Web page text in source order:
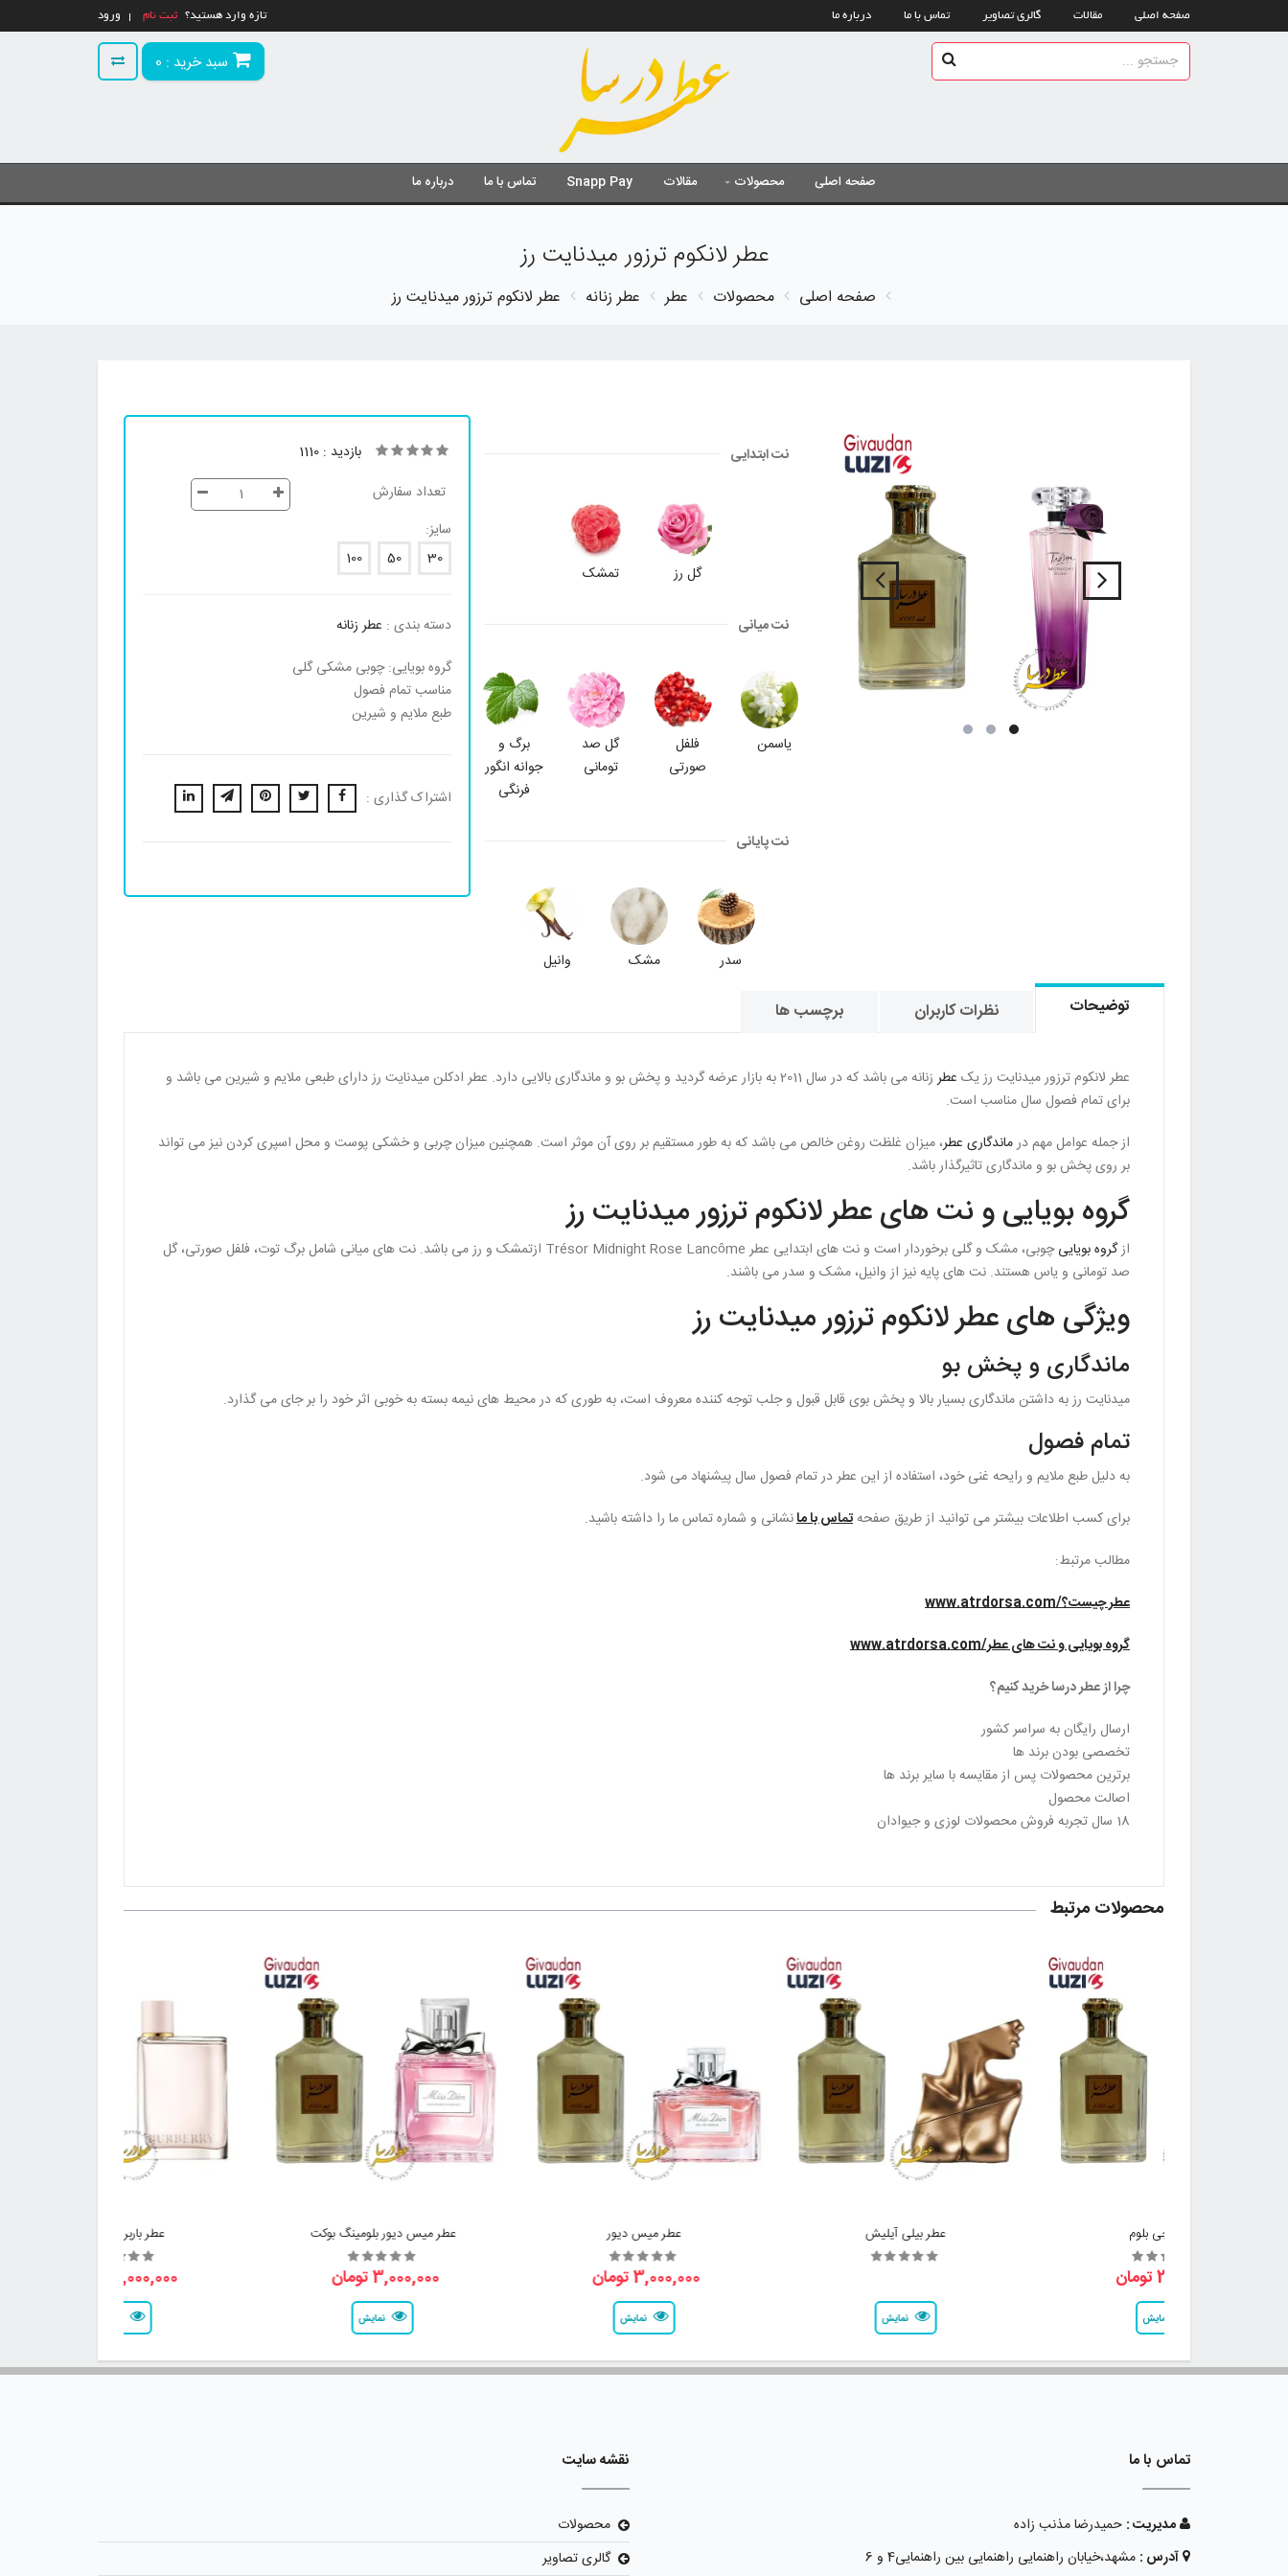
تازه وارد هستید؟ ثبت نام ورود صفحه اصلی مقالات گالری تصاویر تماس با ما درباره ما
سبد خرید : 0
صفحه اصلی محصولات مقالات Snapp Pay تماس با ما درباره ما
عطر لانکوم ترزور میدنایت رز
صفحه اصلی محصولات عطر عطر زنانه عطر لانکوم ترزور میدنایت رز
نت ابتدایی
گل رز تمشک
نت میانی
یاسمن
فلفل
صورتی
گل صد
تومانی
برگ و
جوانه انگور
فرنگی
نت پایانی
سدر مشک وانیل
بازدید : 1110
تعداد سفارش
سایز:
30
50
100
دسته بندی : عطر زنانه
گروه بویایی: چوبی مشکی گلی
مناسب تمام فصول
طبع ملایم و شیرین
اشتراک گذاری :
توضیحات نظرات کاربران برچسب ها
عطر لانکوم ترزور میدنایت رز یک عطر
زنانه می باشد که در سال 2011 به بازار عرضه گردید و پخش بو و ماندگاری بالایی دارد. عطر ادکلن میدنایت رز دارای طبعی ملایم و شیرین می باشد و
برای تمام فصول سال مناسب است.
از جمله عوامل مهم درماندگاری عطر، میزان غلظت روغن خالص می باشد که به طور مستقیم بر روی آن موثر است. همچنین میزان چربی و خشکی پوست و محل اسپری کردن نیز می تواند
بر روی پخش بو و ماندگاری تاثیرگذار باشد.
گروه بویایی و نت های عطر لانکوم ترزور میدنایت رز
ازگروه بویایی
چوبی، مشک و گلی برخوردار است و نت های ابتدایی عطر Trésor Midnight Rose Lancôme ازتمشک و رز می باشد. نت های میانی شامل برگ توت، فلفل صورتی، گل
صد تومانی و یاس هستند. نت های پایه نیز از وانیل، مشک و سدر می باشند.
ویژگی های عطر لانکوم ترزور میدنایت رز
ماندگاری و پخش بو
میدنایت رز به داشتن ماندگاری بسیار بالا و پخش بوی قابل‌ قبول و جلب‌ توجه‌ کننده معروف است، به طوری که در محیط‌ های نیمه‌ بسته به خوبی اثر خود را بر جای می‌ گذارد.
تمام فصول
به دلیل طبع ملایم و رایحه غنی خود، استفاده از این عطر در تمام فصول سال پیشنهاد می‌ شود.
برای کسب اطلاعات بیشتر می توانید از طریق صفحهتماس با مانشانی و شماره تماس ما را داشته باشید.
مطالب مرتبط:
عطر چیست؟/www.atrdorsa.com
گروه بویایی و نت های عطر/www.atrdorsa.com
چرا از عطر درسا خرید کنیم؟
ارسال رایگان به سراسر کشور
تخصصی بودن برند ها
برترین محصولات پس از مقایسه با سایر برند ها
اصالت محصول
18 سال تجربه فروش محصولات لوزی و جیوادان
محصولات مرتبط
عطر گوچی بلوم
2,800,000 تومان
نمایش
عطر بیلی آیلیش
نمایش
عطر میس دیور
3,000,000 تومان
نمایش
عطر میس دیور بلومینگ بوکت
3,000,000 تومان
نمایش
عطر باربری فور هر
3,000,000 تومان
تماس با ما
مدیریت : حمیدرضا مذنب زاده
آدرس : مشهد،خیابان راهنمایی راهنمایی بین راهنمایی4 و 6
نقشه سایت
محصولات
گالری تصاویر